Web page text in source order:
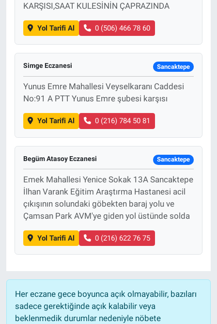
KARŞISI,SAAT KULESİNİN ÇAPRAZINDA
Yol Tarifi Al 0 (506) 466 78 60
Simge Eczanesi Sancaktepe
Yunus Emre Mahallesi Veyselkaranı Caddesi
No:91 A PTT Yunus Emre şubesi karşısı
Yol Tarifi Al 0 (216) 784 50 81
Begüm Atasoy Eczanesi Sancaktepe
Emek Mahallesi Yenice Sokak 13A Sancaktepe
İlhan Varank Eğitim Araştırma Hastanesi acil
çıkışının solundaki göbekten baraj yolu ve
Çamsan Park AVM'ye giden yol üstünde solda
Yol Tarifi Al 0 (216) 622 76 75
Her eczane gece boyunca açık olmayabilir, bazıları
sadece gerektiğinde açık kalabilir veya
beklenmedik durumlar nedeniyle nöbete